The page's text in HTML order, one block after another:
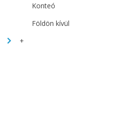
Konteó
Földön kívül
+